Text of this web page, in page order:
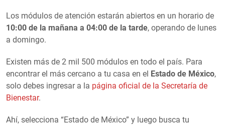
Los módulos de atención estarán abiertos en un horario de
10:00 de la mañana a 04:00 de la tarde, operando de lunes
a domingo.
Existen más de 2 mil 500 módulos en todo el país. Para
encontrar el más cercano a tu casa en el Estado de México,
solo debes ingresar a la página oficial de la Secretaría de
Bienestar.
Ahí, selecciona “Estado de México” y luego busca tu